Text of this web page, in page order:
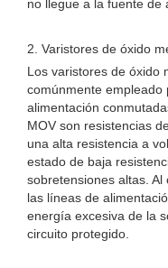
no llegue a la fuente de
2. Varistores de óxido
Los varistores de óxido
comúnmente
alimentación
MOV son resistencias
una alta resistencia a
estado de baja
sobretensiones altas.
las líneas de
energía excesiva de la
circuito protegido.